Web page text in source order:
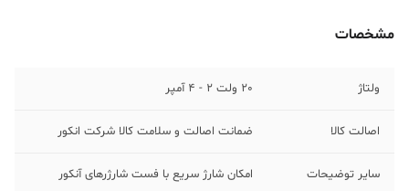
مشخصات
ولتاژ 20 ولت 2 - 4 آمپر
اصالت کالا ضمانت اصالت و سلامت کالا شرکت انکور
سایر توضیحات امکان شارژ سریع با فست شارژرهای آنکور